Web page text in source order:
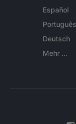
Español
Português
Deutsch
Mehr ...